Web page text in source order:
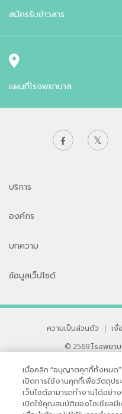
สมัครรับข่าวสาร
แผนที่โรงพยาบาล
บริการ
องค์กร
บทความ
ข้อมูลเว็ปไซต์
ความเป็นส่วนตัว | เงื่
© 2569 โรงพยา
33 สุขุมวิท ซอย 3 เขตวั
หากท่านมีข้อคิดเห็นหรื
เมื่อคลิก “อนุญาตคุกกี้ทั้งหมด
เปิดการใช้งานคุกกี้เพื่อวัตถุป
เว็บไซต์สามารถทำงานได้อย่
เปิดใช้คุณสมบัติของโซเชียลมีเ